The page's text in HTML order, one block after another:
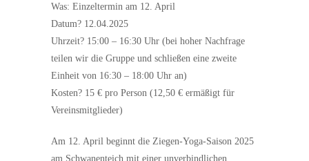
Was: Einzeltermin am 12. April
Datum? 12.04.2025
Uhrzeit? 15:00 – 16:30 Uhr (bei hoher Nachfrage
teilen wir die Gruppe und schließen eine zweite
Einheit von 16:30 – 18:00 Uhr an)
Kosten? 15 € pro Person (12,50 € ermäßigt für
Vereinsmitglieder)
Am 12. April beginnt die Ziegen-Yoga-Saison 2025
am Schwanenteich mit einer unverbindlichen